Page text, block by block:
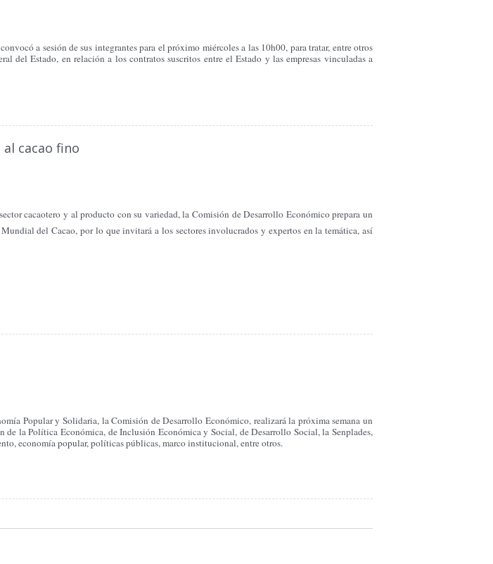
a sesión de sus integrantes para el próximo miércoles a las 10h00, para tratar, entre otros
del Estado, en relación a los contratos suscritos entre el Estado y las empresas vinculadas a
cacao fino
cacaotero y al producto con su variedad, la Comisión de Desarrollo Económico prepara un
del Cacao, por lo que invitará a los sectores involucrados y expertos en la temática, así
Popular y Solidaria, la Comisión de Desarrollo Económico, realizará la próxima semana un
la Política Económica, de Inclusión Económica y Social, de Desarrollo Social, la Senplades,
economía popular, políticas públicas, marco institucional, entre otros.